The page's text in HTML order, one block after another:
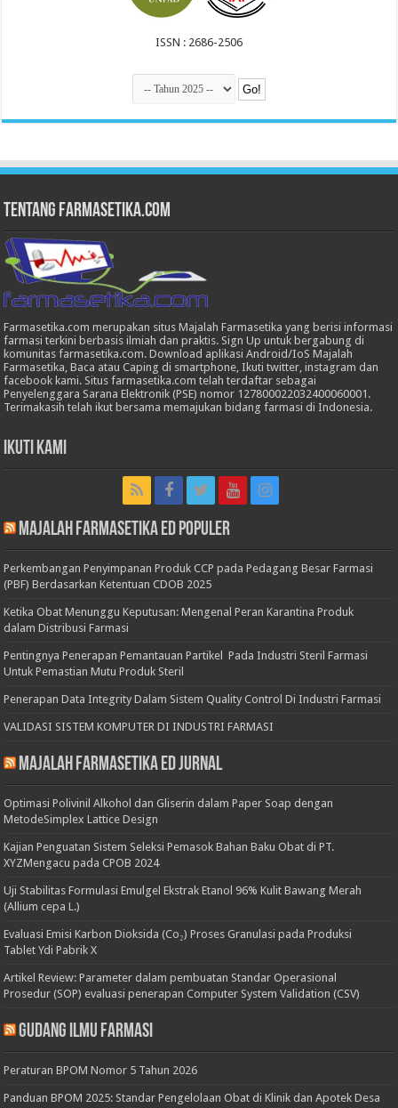
ISSN : 2686-2506
Tentang Farmasetika.com
Farmasetika.com merupakan situs Majalah Farmasetika yang berisi informasi
farmasi terkini berbasis ilmiah dan praktis. Sign Up untuk bergabung di
komunitas farmasetika.com. Download aplikasi Android/IoS Majalah
Farmasetika, Baca atau Caping di smartphone, Ikuti twitter, instagram dan
facebook kami. Situs farmasetika.com telah terdaftar sebagai
Penyelenggara Sarana Elektronik (PSE) nomor 127800022032400060001.
Terimakasih telah ikut bersama memajukan bidang farmasi di Indonesia.
Ikuti Kami
Majalah Farmasetika Ed Populer
Perkembangan Penyimpanan Produk CCP pada Pedagang Besar Farmasi
(PBF) Berdasarkan Ketentuan CDOB 2025
Ketika Obat Menunggu Keputusan: Mengenal Peran Karantina Produk
dalam Distribusi Farmasi
Pentingnya Penerapan Pemantauan Partikel Pada Industri Steril Farmasi
Untuk Pemastian Mutu Produk Steril
Penerapan Data Integrity Dalam Sistem Quality Control Di Industri Farmasi
VALIDASI SISTEM KOMPUTER DI INDUSTRI FARMASI
Majalah Farmasetika Ed Jurnal
Optimasi Polivinil Alkohol dan Gliserin dalam Paper Soap dengan
MetodeSimplex Lattice Design
Kajian Penguatan Sistem Seleksi Pemasok Bahan Baku Obat di PT.
XYZMengacu pada CPOB 2024
Uji Stabilitas Formulasi Emulgel Ekstrak Etanol 96% Kulit Bawang Merah
(Allium cepa L.)
Evaluasi Emisi Karbon Dioksida (Co₂) Proses Granulasi pada Produksi
Tablet Ydi Pabrik X
Artikel Review: Parameter dalam pembuatan Standar Operasional
Prosedur (SOP) evaluasi penerapan Computer System Validation (CSV)
Gudang Ilmu Farmasi
Peraturan BPOM Nomor 5 Tahun 2026
Panduan BPOM 2025: Standar Pengelolaan Obat di Klinik dan Apotek Desa